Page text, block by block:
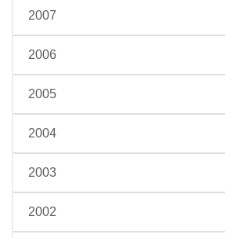
2007
2006
2005
2004
2003
2002